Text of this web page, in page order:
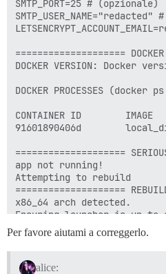
Per favore aiutami a correggerlo.
alice: